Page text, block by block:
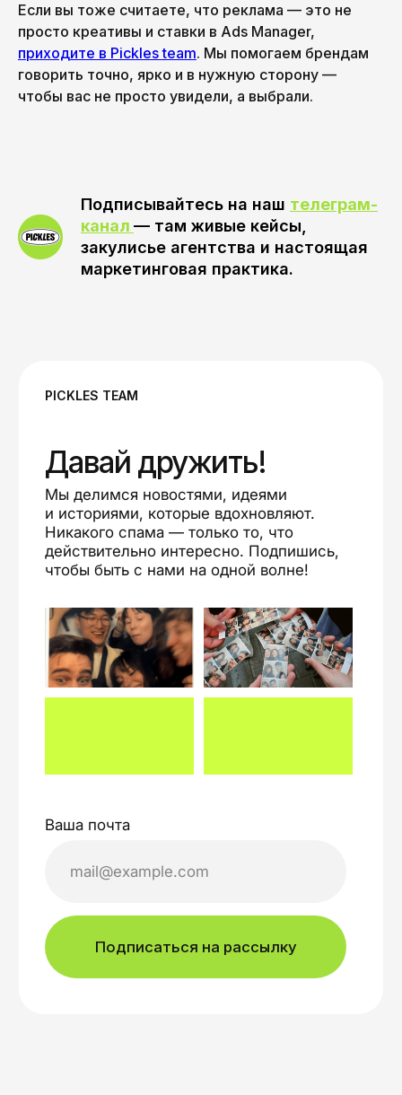
Если вы тоже считаете, что реклама — это не
просто креативы и ставки в Ads Manager,
приходите в Pickles team. Мы помогаем брендам
говорить точно, ярко и в нужную сторону —
чтобы вас не просто увидели, а выбрали.
Подписывайтесь на наш телеграм-
канал — там живые кейсы,
закулисье агентства и настоящая
маркетинговая практика.